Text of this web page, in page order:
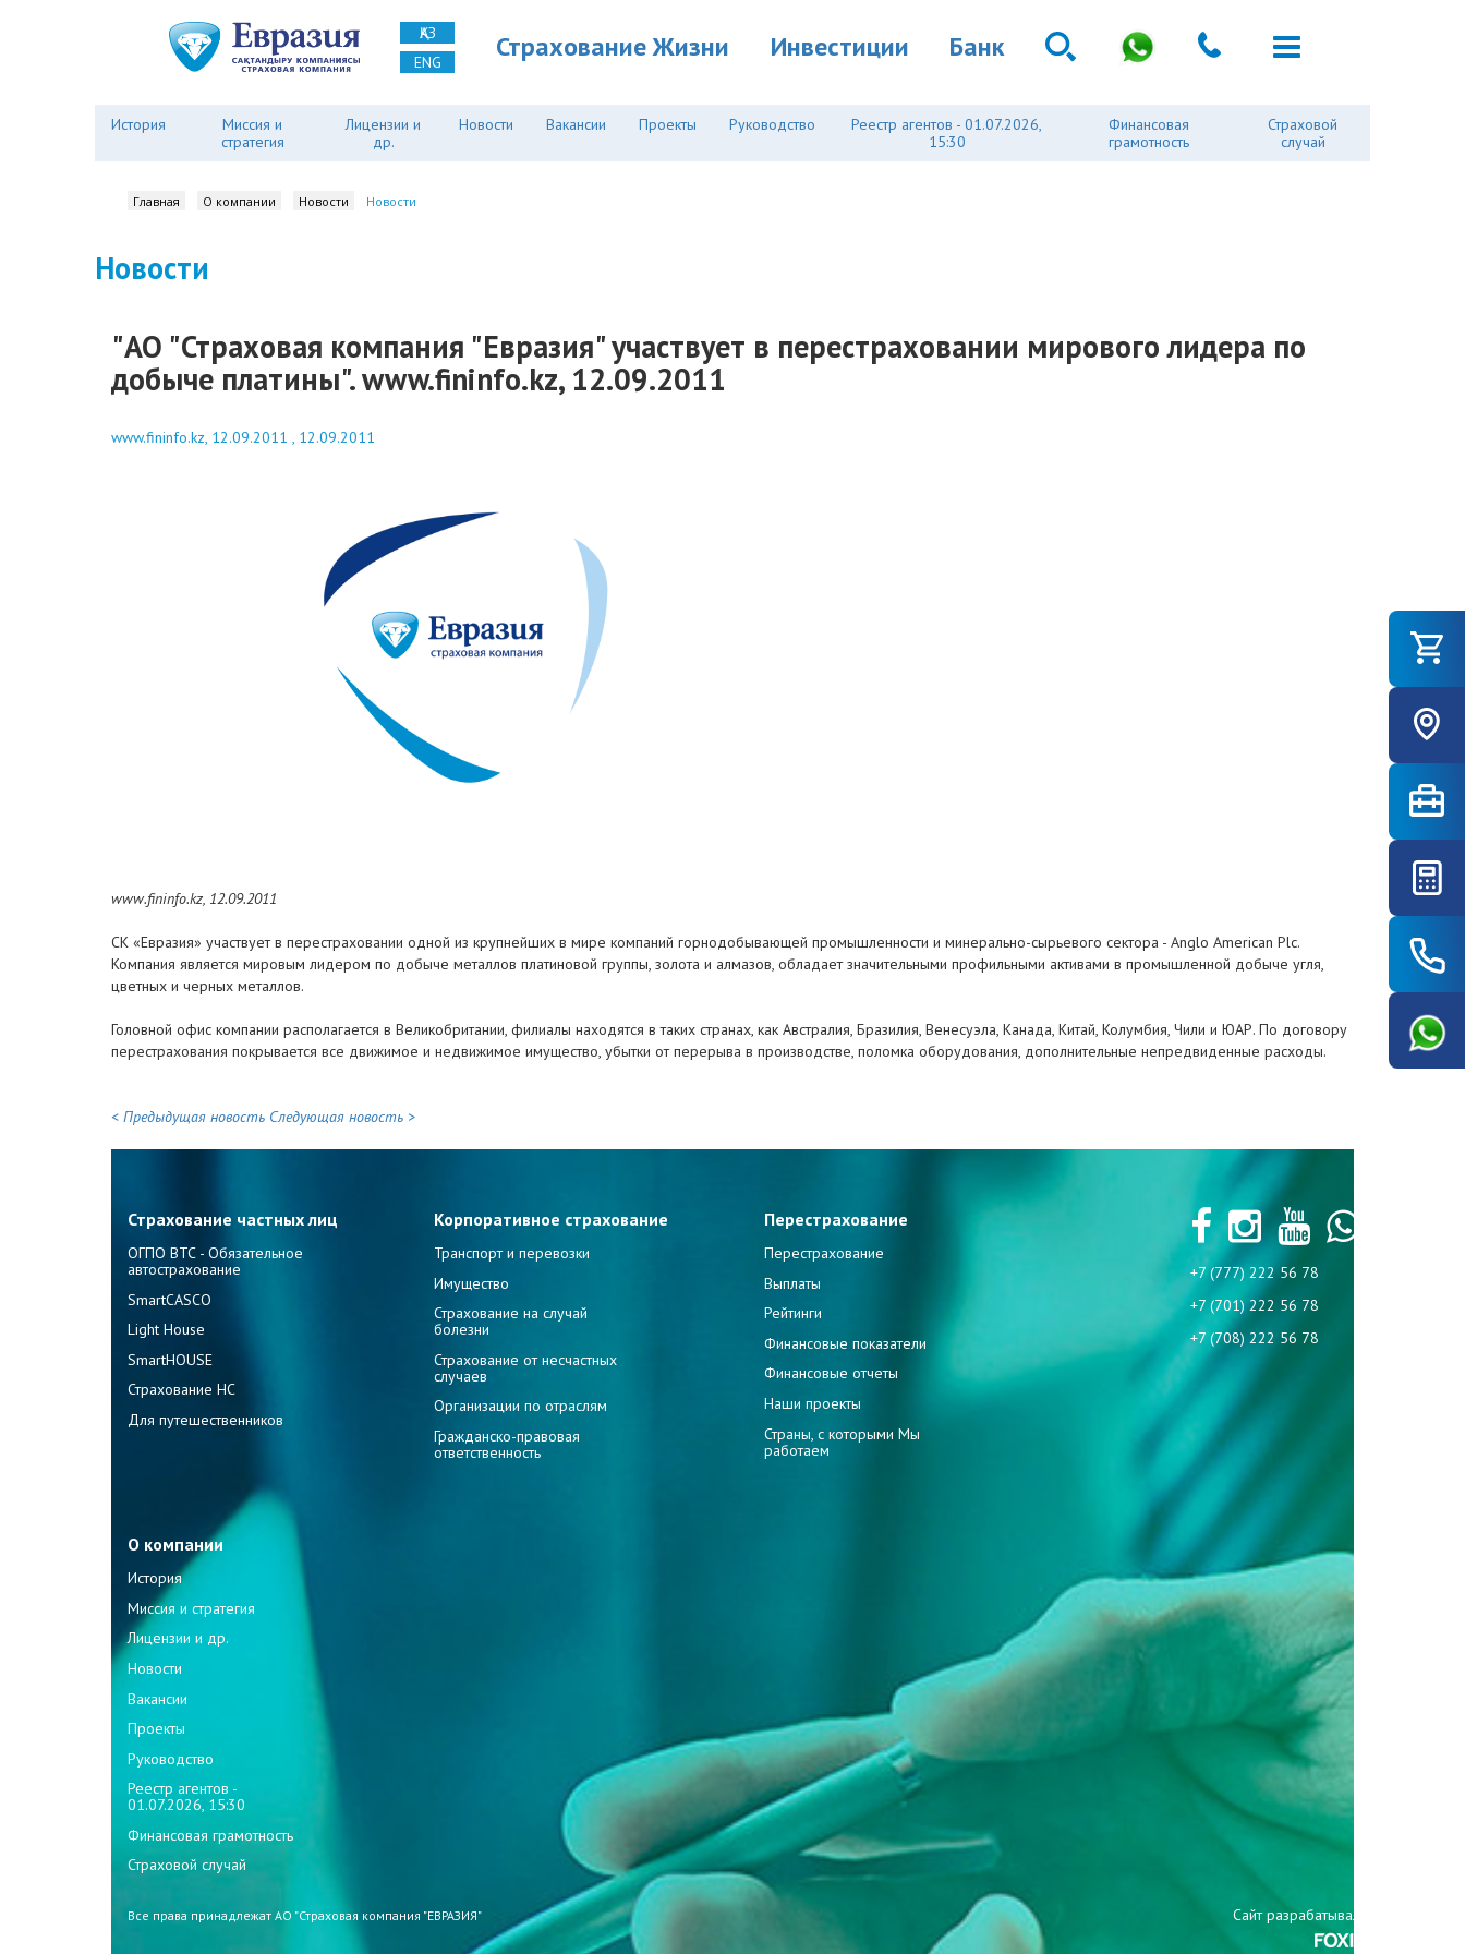
ҚАЗ
ENG
Страхование Жизни Инвестиции Банк
История
Миссия и
стратегия
Лицензии и
др.
Новости Вакансии Проекты Руководство
Реестр агентов - 01.07.2026,
15:30
Финансовая
грамотность
Страховой
случай
Главная О компании Новости Новости
Новости
"АО "Страховая компания "Евразия" участвует в перестраховании мирового лидера по
добыче платины". www.fininfo.kz, 12.09.2011
www.fininfo.kz, 12.09.2011 , 12.09.2011
www.fininfo.kz, 12.09.2011
СК «Евразия» участвует в перестраховании одной из крупнейших в мире компаний горнодобывающей промышленности и минерально-сырьевого сектора - Anglo American Plc.
Компания является мировым лидером по добыче металлов платиновой группы, золота и алмазов, обладает значительными профильными активами в промышленной добыче угля,
цветных и черных металлов.
Головной офис компании располагается в Великобритании, филиалы находятся в таких странах, как Австралия, Бразилия, Венесуэла, Канада, Китай, Колумбия, Чили и ЮАР. По договору
перестрахования покрывается все движимое и недвижимое имущество, убытки от перерыва в производстве, поломка оборудования, дополнительные непредвиденные расходы.
< Предыдущая новость Следующая новость >
Страхование частных лиц
ОГПО ВТС - Обязательное
автострахование
SmartCASCO
Light House
SmartHOUSE
Страхование НС
Для путешественников
Корпоративное страхование
Транспорт и перевозки
Имущество
Страхование на случай
болезни
Страхование от несчастных
случаев
Организации по отраслям
Гражданско-правовая
ответственность
Перестрахование
Перестрахование
Выплаты
Рейтинги
Финансовые показатели
Финансовые отчеты
Наши проекты
Страны, с которыми Мы
работаем
О компании
История
Миссия и стратегия
Лицензии и др.
Новости
Вакансии
Проекты
Руководство
Реестр агентов -
01.07.2026, 15:30
Финансовая грамотность
Страховой случай
+7 (777) 222 56 78
+7 (701) 222 56 78
+7 (708) 222 56 78
Все права принадлежат АО "Страховая компания "ЕВРАЗИЯ" Сайт разрабатывали: